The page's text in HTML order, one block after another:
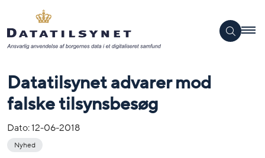
Datatilsynet advarer mod
falske tilsynsbesøg
Dato:12-06-2018
Nyhed